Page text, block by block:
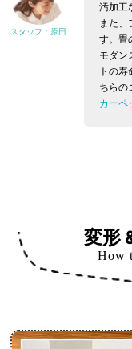
汚加工
また
す。畳
モダン
トの
ちらの
カーペ
変形
How